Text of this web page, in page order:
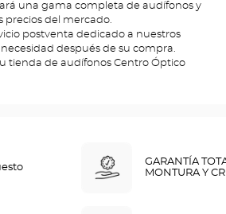
una gama completa de audífonos y
precios del mercado.
postventa dedicado a nuestros
después de su compra.
tienda de audífonos Centro Óptico
GARANTÍA
MONTURA Y